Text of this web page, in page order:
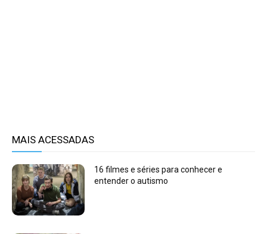
MAIS ACESSADAS
16 filmes e séries para conhecer e
entender o autismo